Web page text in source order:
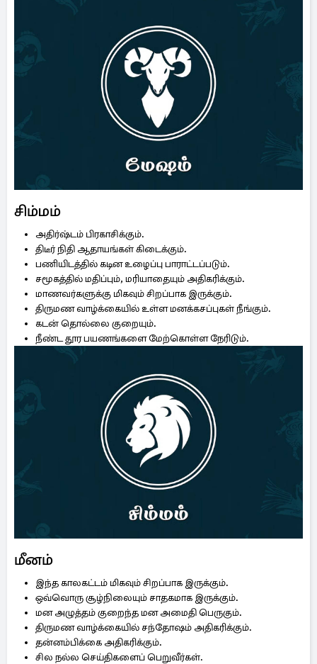
சிம்மம்
அதிர்ஷ்டம் பிரகாசிக்கும்.
திடீர் நிதி ஆதாயங்கள் கிடைக்கும்.
பணியிடத்தில் கடின உழைப்பு பாராட்டப்படும்.
சமூகத்தில் மதிப்பும், மரியாதையும் அதிகரிக்கும்.
மாணவர்களுக்கு மிகவும் சிறப்பாக இருக்கும்.
திருமண வாழ்க்கையில் உள்ள மனக்கசப்புகள் நீங்கும்.
கடன் தொல்லை குறையும்.
நீண்ட தூர பயணங்களை மேற்கொள்ள நேரிடும்.
மீனம்
இந்த காலகட்டம் மிகவும் சிறப்பாக இருக்கும்.
ஒவ்வொரு சூழ்நிலையும் சாதகமாக இருக்கும்.
மன அழுத்தம் குறைந்த மன அமைதி பெருகும்.
திருமண வாழ்க்கையில் சந்தோஷம் அதிகரிக்கும்.
தன்னம்பிக்கை அதிகரிக்கும்.
சில நல்ல செய்திகளைப் பெறுவீர்கள்.